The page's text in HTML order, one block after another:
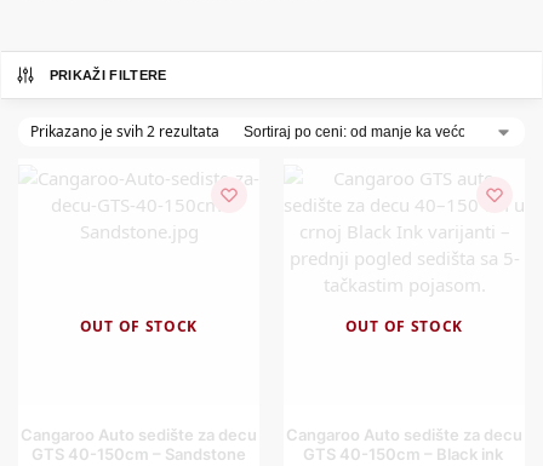
PRIKAŽI FILTERE
Prikazano je svih 2 rezultata
OUT OF STOCK
Cangaroo Auto sedište za decu
GTS 40-150cm – Sandstone
OUT OF STOCK
Cangaroo Auto sedište za decu
GTS 40-150cm – Black ink